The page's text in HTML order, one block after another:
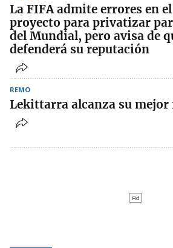
La FIFA admite errores en el
proyecto para privatizar
del Mundial, pero avisa de
defenderá su reputación
REMO
Lekittarra alcanza su mejor